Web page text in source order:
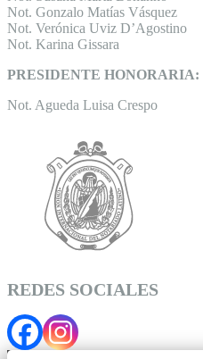
Not. Gonzalo Matías Vásquez
Not. Verónica Uviz D’Agostino
Not. Karina Gissara
PRESIDENTE HONORARIA:
Not. Agueda Luisa Crespo
REDES SOCIALES